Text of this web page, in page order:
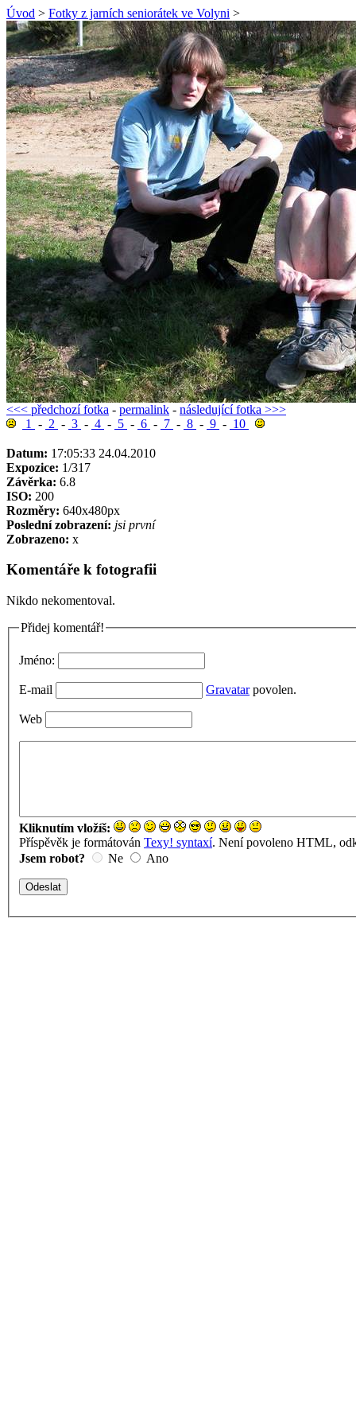
Úvod > Fotky z jarních seniorátek ve Volyni >
<<< předchozí fotka - permalink - následující fotka >>>
1
- 2 - 3 - 4 - 5 - 6 - 7 - 8 - 9 - 10
Datum: 17:05:33 24.04.2010
Expozice: 1/317
Závěrka: 6.8
ISO: 200
Rozměry: 640x480px
Poslední zobrazení: jsi první
Zobrazeno: x
Komentáře k fotografii
Nikdo nekomentoval.
Přidej komentář!
Jméno:
E-mail Gravatarpovolen.
Web
Kliknutím vložíš:
Příspěvěk je formátován Texy! syntaxí. Není povoleno HTML,
Jsem robot?
Ne Ano